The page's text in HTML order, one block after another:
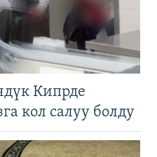
Кипрде
кол салуу болду